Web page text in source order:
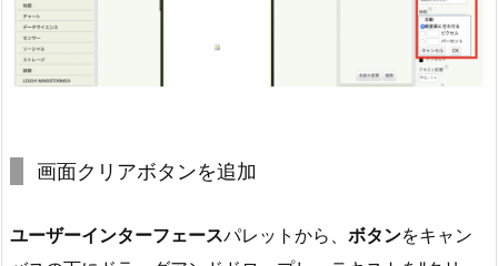
画面クリアボタンを追加
ユーザーインターフェースパレットから、 ボタンをキャン